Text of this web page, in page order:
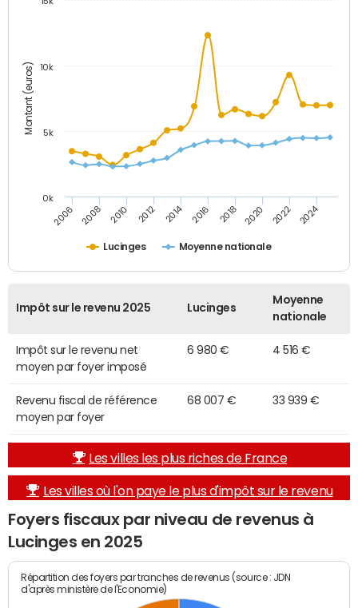
Montant (euros)
Lucinges Moyenne nationale
2006 2008 2010 2012 2014 2016 2018 2020 2022 2024
0k
5k
10k
Impôt sur le revenu 2025 Lucinges
Moyenne
nationale
Impôt sur le revenu net
moyen par foyer imposé
6 980 € 4 516 €
Revenu fiscal de référence
moyen par foyer
68 007 € 33 939 €
Les villes les plus riches de France
Les villes où l'on paye le plus d'impôt sur le revenu
Foyers fiscaux par niveau de revenus à
Lucinges en 2025
Répartition des foyers par tranches de revenus (source : JDN
d'après ministère de l'Economie)